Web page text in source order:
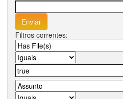
Filtros correntes: